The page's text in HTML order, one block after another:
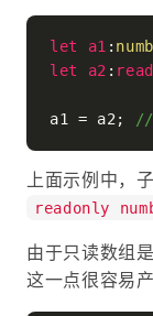
let a1 :
let
a2 :
a1 = a2; //
上面示例中，
readonly
由于只读数组
这一点很容易